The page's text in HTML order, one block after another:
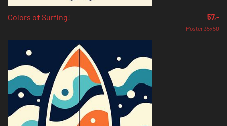
Colors of Surfing! 57,-
Poster 35x50